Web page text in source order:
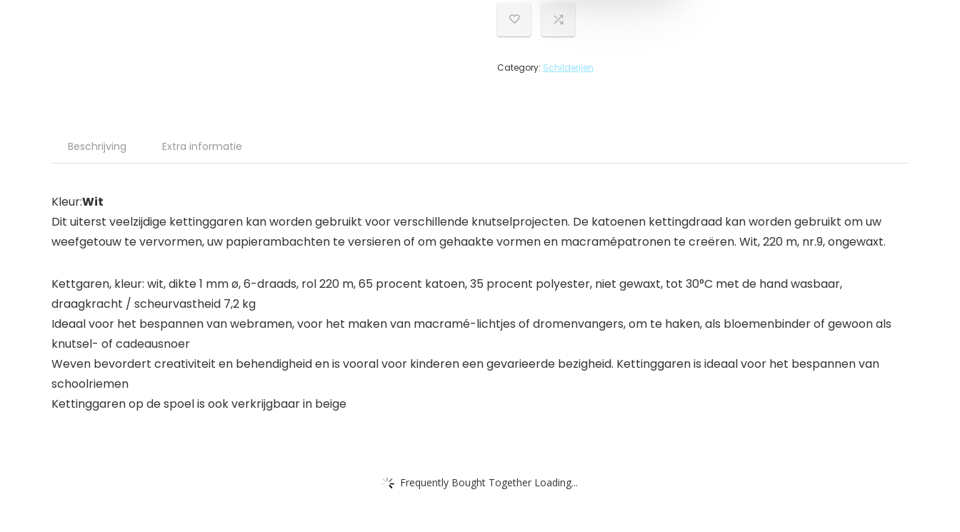
Category: Schilderijen
Beschrijving Extra informatie
Kleur:Wit
Dit uiterst veelzijdige kettinggaren kan worden gebruikt voor verschillende knutselprojecten. De katoenen kettingdraad kan worden gebruikt om uw
weefgetouw te vervormen, uw papierambachten te versieren of om gehaakte vormen en macramépatronen te creëren. Wit, 220 m, nr.9, ongewaxt.
Kettgaren, kleur: wit, dikte 1 mm ø, 6-draads, rol 220 m, 65 procent katoen, 35 procent polyester, niet gewaxt, tot 30°C met de hand wasbaar,
draagkracht / scheurvastheid 7,2 kg
Ideaal voor het bespannen van webramen, voor het maken van macramé-lichtjes of dromenvangers, om te haken, als bloemenbinder of gewoon als
knutsel- of cadeausnoer
Weven bevordert creativiteit en behendigheid en is vooral voor kinderen een gevarieerde bezigheid. Kettinggaren is ideaal voor het bespannen van
schoolriemen
Kettinggaren op de spoel is ook verkrijgbaar in beige
Frequently Bought Together Loading...